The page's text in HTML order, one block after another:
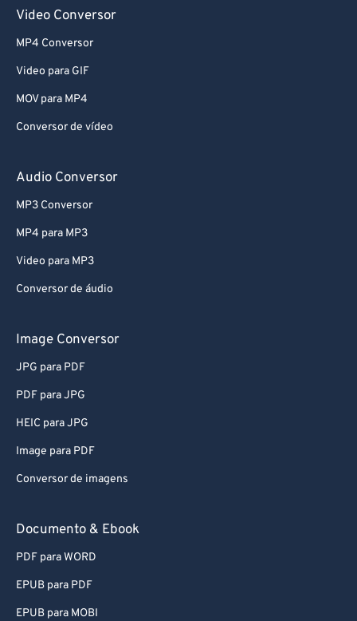
Video Conversor
MP4 Conversor
Video para GIF
MOV para MP4
Conversor de vídeo
Audio Conversor
MP3 Conversor
MP4 para MP3
Video para MP3
Conversor de áudio
Image Conversor
JPG para PDF
PDF para JPG
HEIC para JPG
Image para PDF
Conversor de imagens
Documento & Ebook
PDF para WORD
EPUB para PDF
EPUB para MOBI